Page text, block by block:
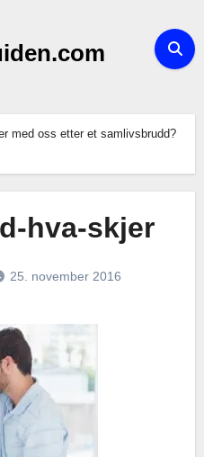
med oss etter et samlivsbrudd?
hva-skjer
25. november 2016